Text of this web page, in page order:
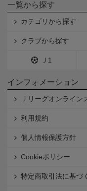
一覧から探す
カテゴリから探す
クラブから探す
Ｊ1
インフォメーション
Ｊリーグオンライン
利用規約
個人情報保護方針
Cookieポリシー
特定商取引法に基づ